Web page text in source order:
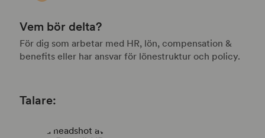
Vem bör delta?
För dig som arbetar med HR, lön, compensation &
benefits eller har ansvar för lönestruktur och policy.
Talare: